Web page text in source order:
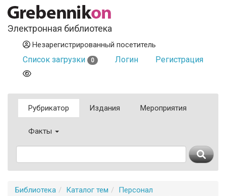
Электронная библиотека
Незарегистрированный посетитель
Список загрузки 0 Логин Регистрация
Рубрикатор Издания Мероприятия
Факты
Библиотека Каталог тем
Персонал